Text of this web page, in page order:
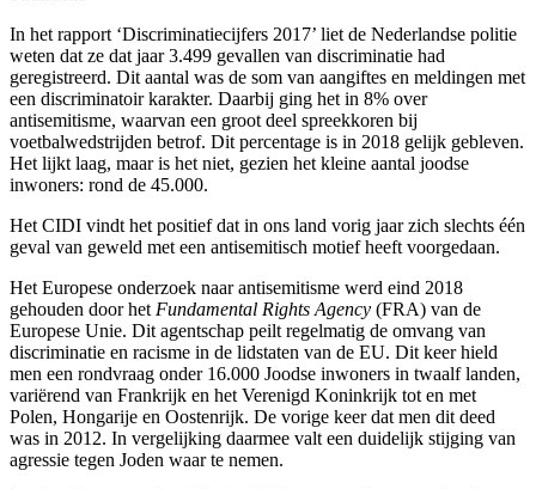
In het rapport ‘Discriminatiecijfers 2017’ liet de Nederlandse politie
weten dat ze dat jaar 3.499 gevallen van discriminatie had
geregistreerd. Dit aantal was de som van aangiftes en meldingen met
een discriminatoir karakter. Daarbij ging het in 8% over
antisemitisme, waarvan een groot deel spreekkoren bij
voetbalwedstrijden betrof. Dit percentage is in 2018 gelijk gebleven.
Het lijkt laag, maar is het niet, gezien het kleine aantal joodse
inwoners: rond de 45.000.
Het CIDI vindt het positief dat in ons land vorig jaar zich slechts één
geval van geweld met een antisemitisch motief heeft voorgedaan.
Het Europese onderzoek naar antisemitisme werd eind 2018
gehouden door hetFundamental Rights Agency (FRA) van de
Europese Unie. Dit agentschap peilt regelmatig de omvang van
discriminatie en racisme in de lidstaten van de EU. Dit keer hield
men een rondvraag onder 16.000 Joodse inwoners in twaalf landen,
variërend van Frankrijk en het Verenigd Koninkrijk tot en met
Polen, Hongarije en Oostenrijk. De vorige keer dat men dit deed
was in 2012. In vergelijking daarmee valt een duidelijk stijging van
agressie tegen Joden waar te nemen.